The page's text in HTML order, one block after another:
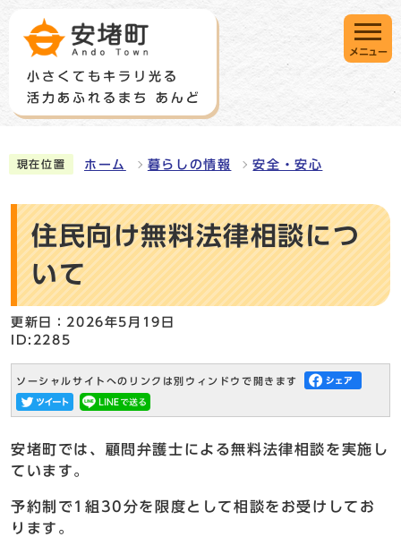
メニュー
現在位置 ホーム 暮らしの情報 安全・安心
住民向け無料法律相談につ
いて
更新日：2026年5月19日
ID:2285
ソーシャルサイトへのリンクは別ウィンドウで開きます
安堵町では、顧問弁護士による無料法律相談を実施し
ています。
予約制で1組30分を限度として相談をお受けしてお
ります。